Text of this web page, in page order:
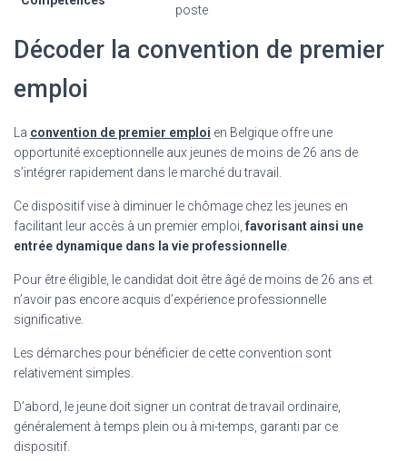
poste
Décoder la convention de premier
emploi
La convention de premier emploi en Belgique offre une
opportunité exceptionnelle aux jeunes de moins de 26 ans de
s’intégrer rapidement dans le marché du travail.
Ce dispositif vise à diminuer le chômage chez les jeunes en
facilitant leur accès à un premier emploi, favorisant ainsi une
entrée dynamique dans la vie professionnelle
Pour être éligible, le candidat doit être âgé de moins de 26 ans et
n’avoir pas encore acquis d’expérience professionnelle
significative.
Les démarches pour bénéficier de cette convention sont
relativement simples.
D’abord, le jeune doit signer un contrat de travail ordinaire,
généralement à temps plein ou à mi-temps, garanti par ce
dispositif.